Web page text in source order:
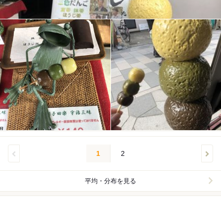
1 2
平均・分布を見る